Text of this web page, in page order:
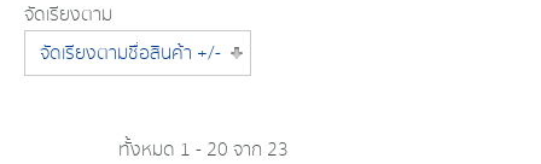
จัดเรียงตาม
จัดเรียงตามชื่อสินค้า +/-
ทั้งหมด 1 - 20 จาก 23